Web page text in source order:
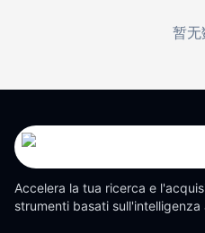
暂无
Accelera la tua ricerca e
strumenti basati sull'intelligenza